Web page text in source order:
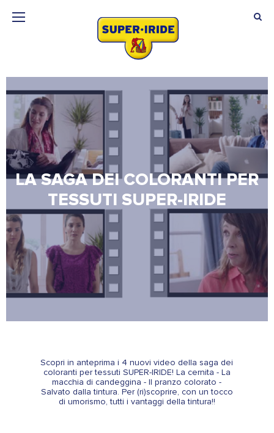
LA SAGA DEI COLORANTI PER
TESSUTI SUPER-IRIDE
Scopri in anteprima i 4 nuovi video della saga dei
coloranti per tessuti SUPER-IRIDE! La cernita - La
macchia di candeggina - Il pranzo colorato -
Salvato dalla tintura. Per (ri)scoprire, con un tocco
di umorismo, tutti i vantaggi della tintura!!